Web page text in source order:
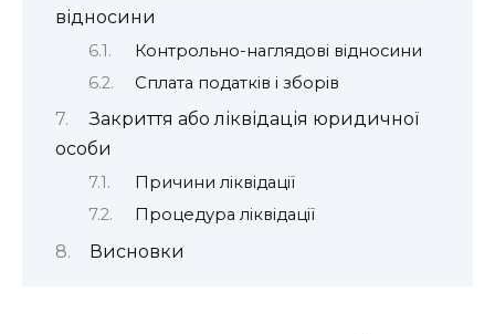
відносини
Контрольно-наглядові відносини
Сплата податків і зборів
Закриття або ліквідація юридичної
особи
Причини ліквідації
Процедура ліквідації
Висновки